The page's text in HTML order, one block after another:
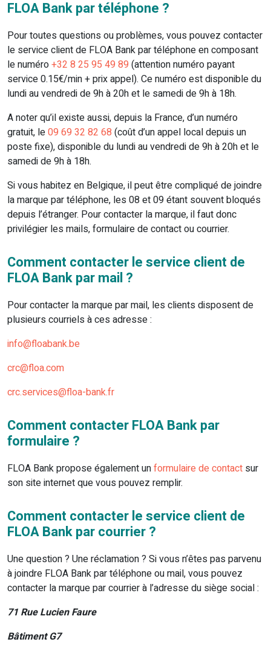
FLOA Bank par téléphone ?
Pour toutes questions ou problèmes, vous pouvez contacter
le service client de FLOA Bank par téléphone en composant
le numéro+32 8 25 95 49 89 (attention numéro payant
service 0.15€/min + prix appel). Ce numéro est disponible du
lundi au vendredi de 9h à 20h et le samedi de 9h à 18h.
A noter qu’il existe aussi, depuis la France, d’un numéro
gratuit, le09 69 32 82 68 (coût d’un appel local depuis un
poste fixe), disponible du lundi au vendredi de 9h à 20h et le
samedi de 9h à 18h.
Si vous habitez en Belgique, il peut être compliqué de joindre
la marque par téléphone, les 08 et 09 étant souvent bloqués
depuis l’étranger. Pour contacter la marque, il faut donc
privilégier les mails, formulaire de contact ou courrier.
Comment contacter le service client de
FLOA Bank par mail ?
Pour contacter la marque par mail, les clients disposent de
plusieurs courriels à ces adresse :
info@floabank.be
crc@floa.com
crc.services@floa-bank.fr
Comment contacter FLOA Bank par
formulaire ?
FLOA Bank propose également unformulaire de contact sur
son site internet que vous pouvez remplir.
Comment contacter le service client de
FLOA Bank par courrier ?
Une question ? Une réclamation ? Si vous n’êtes pas parvenu
à joindre FLOA Bank par téléphone ou mail, vous pouvez
contacter la marque par courrier à l’adresse du siège social :
71 Rue Lucien Faure
Bâtiment G7